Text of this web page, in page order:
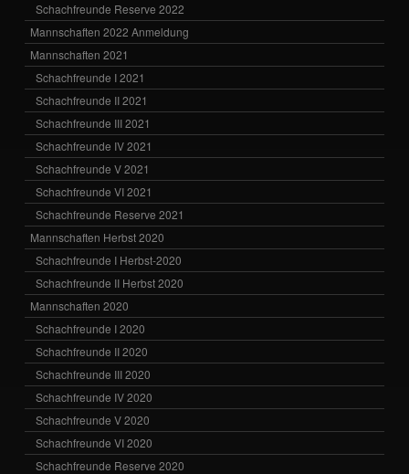
Schachfreunde Reserve 2022
Mannschaften 2022 Anmeldung
Mannschaften 2021
Schachfreunde I 2021
Schachfreunde II 2021
Schachfreunde III 2021
Schachfreunde IV 2021
Schachfreunde V 2021
Schachfreunde VI 2021
Schachfreunde Reserve 2021
Mannschaften Herbst 2020
Schachfreunde I Herbst-2020
Schachfreunde II Herbst 2020
Mannschaften 2020
Schachfreunde I 2020
Schachfreunde II 2020
Schachfreunde III 2020
Schachfreunde IV 2020
Schachfreunde V 2020
Schachfreunde VI 2020
Schachfreunde Reserve 2020